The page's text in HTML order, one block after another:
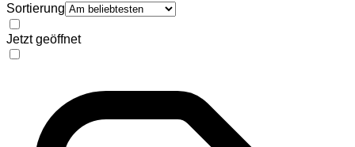
Sortierung
Jetzt geöffnet